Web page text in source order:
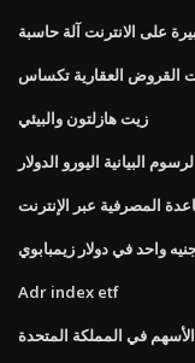
على الانترنت آلة حاسبة
القروض العقارية تكساس
زيت هازلتون والبيئي
البيانية اليورو الدولار
المصرفية عبر الإنترنت
واحد في دولار زيمبابوي
Adr index etf
في المملكة المتحدة